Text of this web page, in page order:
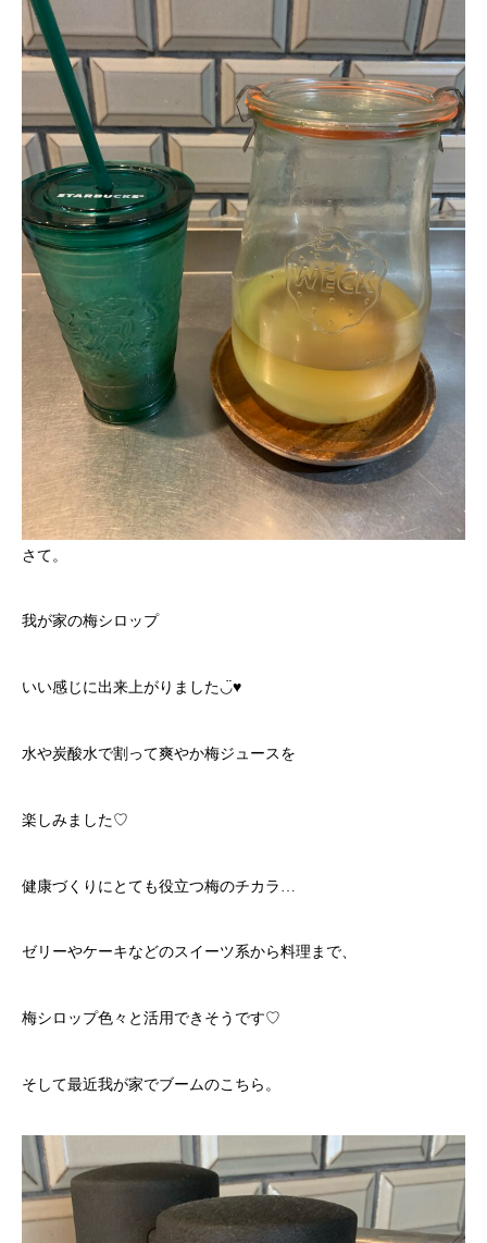
さて。
我が家の梅シロップ
いい感じに出来上がりました◡̈♥︎
水や炭酸水で割って爽やか梅ジュースを
楽しみました♡
健康づくりにとても役立つ梅のチカラ…
ゼリーやケーキなどのスイーツ系から料理まで、
梅シロップ色々と活用できそうです♡
そして最近我が家でブームのこちら。